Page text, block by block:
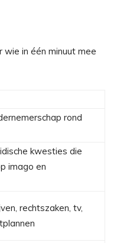
in één minuut mee
rond
kwesties die
imago en
rechtszaken, tv,